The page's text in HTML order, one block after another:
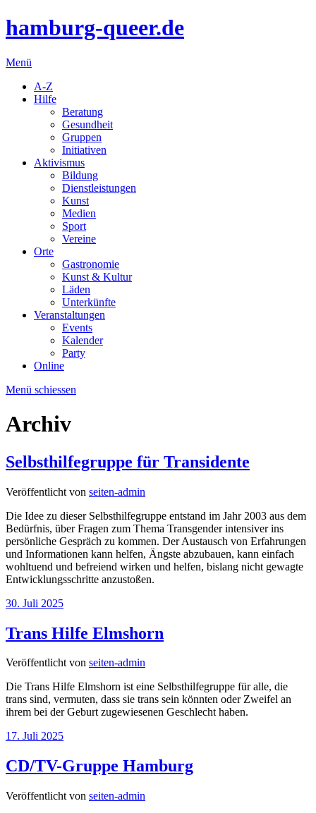
hamburg-queer.de
Menü
A-Z
Hilfe
Beratung
Gesundheit
Gruppen
Initiativen
Aktivismus
Bildung
Dienstleistungen
Kunst
Medien
Sport
Vereine
Orte
Gastronomie
Kunst & Kultur
Läden
Unterkünfte
Veranstaltungen
Events
Kalender
Party
Online
Menü schiessen
Archiv
Selbsthilfegruppe für Transidente
Veröffentlicht von seiten-admin
Die Idee zu dieser Selbsthilfegruppe entstand im Jahr 2003 aus dem
Bedürfnis, über Fragen zum Thema Transgender intensiver ins
persönliche Gespräch zu kommen. Der Austausch von Erfahrungen
und Informationen kann helfen, Ängste abzubauen, kann einfach
wohltuend und befreiend wirken und helfen, bislang nicht gewagte
Entwicklungsschritte anzustoßen.
30. Juli 2025
Trans Hilfe Elmshorn
Veröffentlicht von seiten-admin
Die Trans Hilfe Elmshorn ist eine Selbsthilfegruppe für alle, die
trans sind, vermuten, dass sie trans sein könnten oder Zweifel an
ihrem bei der Geburt zugewiesenen Geschlecht haben.
17. Juli 2025
CD/TV-Gruppe Hamburg
Veröffentlicht von seiten-admin